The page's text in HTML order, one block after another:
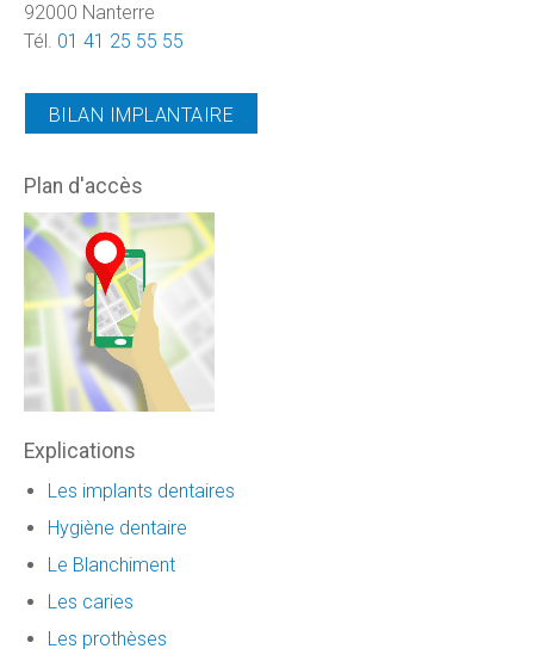
92000 Nanterre
Tél. 01 41 25 55 55
BILAN IMPLANTAIRE
Plan d'accès
Explications
Les implants dentaires
Hygiène dentaire
Le Blanchiment
Les caries
Les prothèses